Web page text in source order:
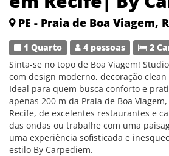
PE - Praia de Boa Viagem,
1 Quarto 4 pessoas 2
Sinta-se no topo de Boa Viagem!
com design moderno, decoração
Ideal para quem busca conforto e
apenas 200 m da Praia de Boa
Recife, de excelentes restaurantes e
das ondas ou trabalhe com uma
uma experiência sofisticada e
estilo By Carpediem.